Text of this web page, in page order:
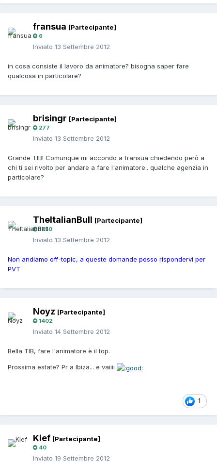
fransua [Partecipante]
6
Inviato 13 Settembre 2012
in cosa consiste il lavoro da animatore? bisogna saper fare
qualcosa in particolare?
brisingr [Partecipante]
277
Inviato 13 Settembre 2012
Grande TIB! Comunque mi accondo a fransua chiedendo però a
chi ti sei rivolto per andare a fare l'animatore.. qualche agenzia in
particolare?
TheItalianBull [Partecipante]
1750
Inviato 13 Settembre 2012
Non andiamo off-topic, a queste domande posso rispondervi per
PVT
Noyz [Partecipante]
1402
Inviato 14 Settembre 2012
Bella TIB, fare l'animatore è il top.
Prossima estate? Pr a Ibiza... e vaiiii
1
Kief [Partecipante]
40
Inviato 19 Settembre 2012